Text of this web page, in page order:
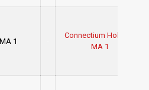
1
Connectium Holyoke
MA 1